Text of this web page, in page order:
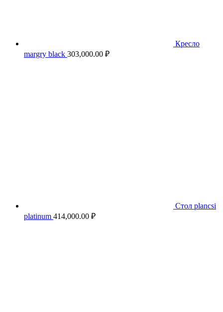
Кресло
margry black 303,000.00 ₽
Стол plancsi
platinum 414,000.00 ₽